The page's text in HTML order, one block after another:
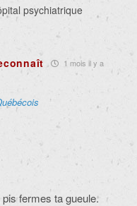
psychiatrique
1 mois il y a
fermes ta gueule.